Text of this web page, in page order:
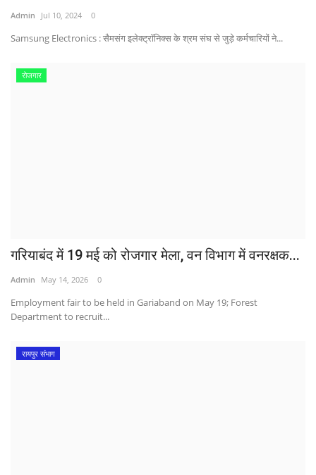
Admin Jul 10, 2024 0
Samsung Electronics : सैमसंग इलेक्ट्रॉनिक्स के श्रम संघ से जुड़े कर्मचारियों ने...
रोजगार
गरियाबंद में 19 मई को रोजगार मेला, वन विभाग में वनरक्षक...
Admin May 14, 2026 0
Employment fair to be held in Gariaband on May 19; Forest
Department to recruit...
रायपुर संभाग